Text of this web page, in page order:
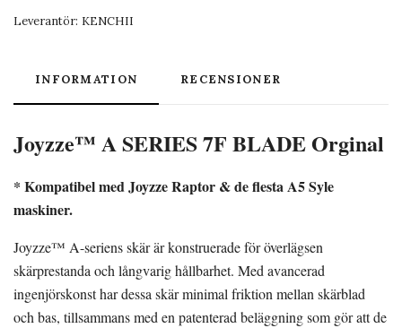
Leverantör: KENCHII
INFORMATION RECENSIONER
Joyzze™ A SERIES 7F BLADE Orginal
* Kompatibel med Joyzze Raptor & de flesta A5 Syle
maskiner.
Joyzze™ A-seriens skär är konstruerade för överlägsen
skärprestanda och långvarig hållbarhet. Med avancerad
ingenjörskonst har dessa skär minimal friktion mellan skärblad
och bas, tillsammans med en patenterad beläggning som gör att de